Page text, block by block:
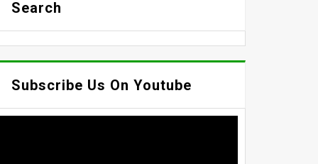
Search
Subscribe Us On Youtube